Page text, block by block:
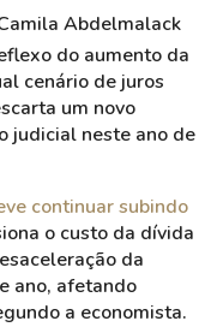
Abdelmalack
do aumento da
cenário de juros
um novo
judicial neste ano de
continuar subindo
o custo da dívida
da
ano, afetando
a economista.